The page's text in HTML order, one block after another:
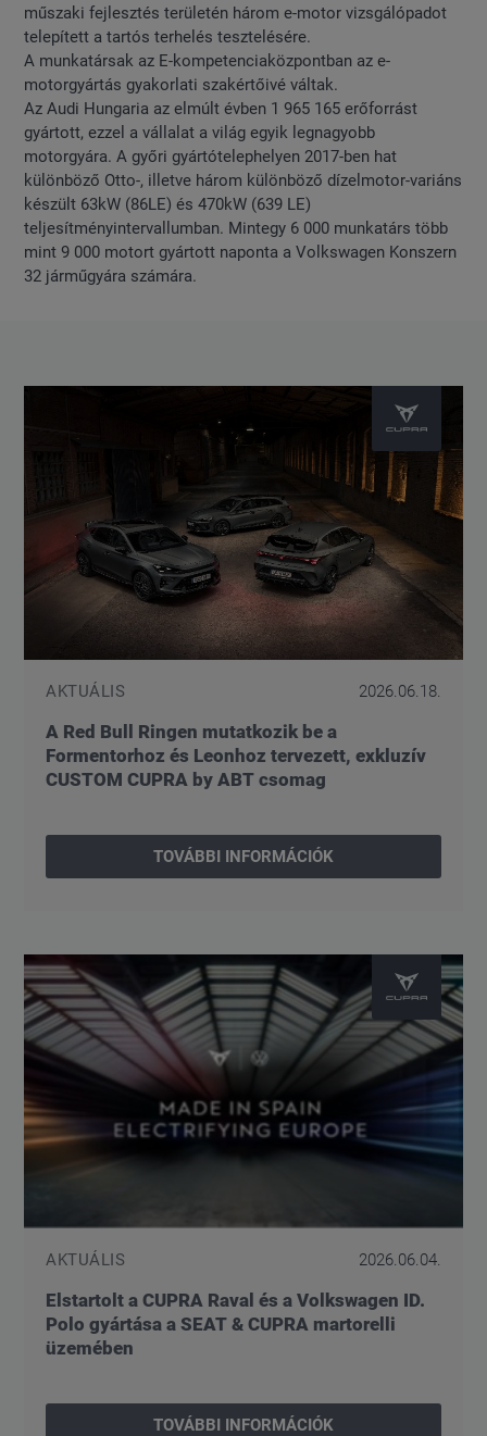
műszaki fejlesztés területén három e-motor vizsgálópadot
telepített a tartós terhelés tesztelésére.
A munkatársak az E-kompetenciaközpontban az e-
motorgyártás gyakorlati szakértőivé váltak.
Az Audi Hungaria az elmúlt évben 1 965 165 erőforrást
gyártott, ezzel a vállalat a világ egyik legnagyobb
motorgyára. A győri gyártótelephelyen 2017-ben hat
különböző Otto-, illetve három különböző dízelmotor-variáns
készült 63kW (86LE) és 470kW (639 LE)
teljesítményintervallumban. Mintegy 6 000 munkatárs több
mint 9 000 motort gyártott naponta a Volkswagen Konszern
32 járműgyára számára.
AKTUÁLIS 2026.06.18.
A Red Bull Ringen mutatkozik be a
Formentorhoz és Leonhoz tervezett, exkluzív
CUSTOM CUPRA by ABT csomag
TOVÁBBI INFORMÁCIÓK
AKTUÁLIS 2026.06.04.
Elstartolt a CUPRA Raval és a Volkswagen ID.
Polo gyártása a SEAT & CUPRA martorelli
üzemében
TOVÁBBI INFORMÁCIÓK